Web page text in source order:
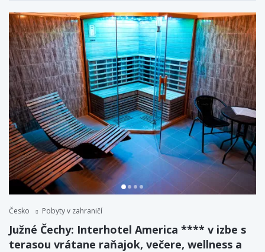
Česko Pobyty v zahraničí
Južné Čechy: Interhotel America **** v izbe s
terasou vrátane raňajok, večere, wellness a